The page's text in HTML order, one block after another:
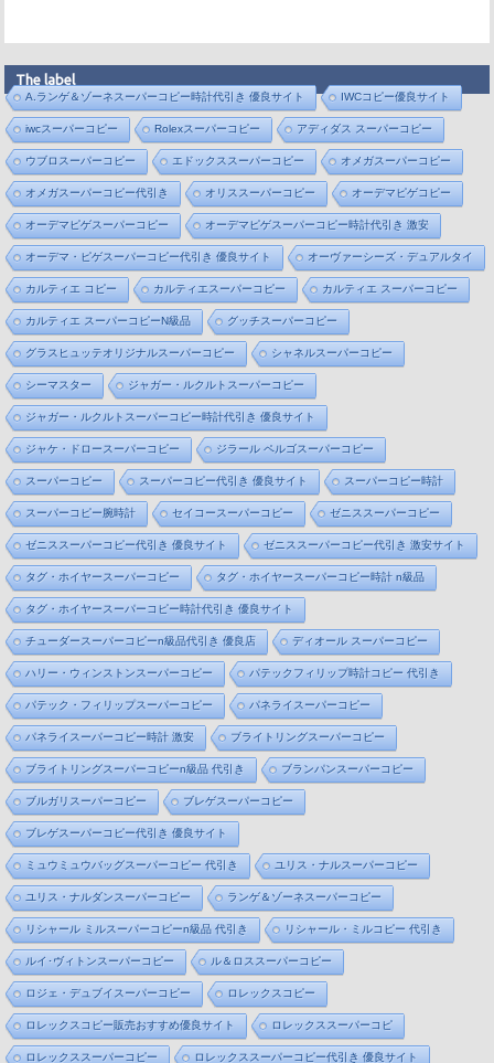
The label
A.ランゲ＆ゾーネスーパーコピー時計代引き 優良サイト IWCコピー優良サイト
iwcスーパーコピー Rolexスーパーコピー アディダス スーパーコピー
ウブロスーパーコピー エドックススーパーコピー オメガスーパーコピー
オメガスーパーコピー代引き オリススーパーコピー オーデマピゲコピー
オーデマピゲスーパーコピー オーデマピゲスーパーコピー時計代引き 激安
オーデマ・ピゲスーパーコピー代引き 優良サイト オーヴァーシーズ・デュアルタイ
カルティエ コピー カルティエスーパーコピー カルティエ スーパーコピー
カルティエ スーパーコピーN級品 グッチスーパーコピー
グラスヒュッテオリジナルスーパーコピー シャネルスーパーコピー
シーマスター ジャガー・ルクルトスーパーコピー
ジャガー・ルクルトスーパーコピー時計代引き 優良サイト
ジャケ・ドロースーパーコピー ジラール ペルゴスーパーコピー
スーパーコピー スーパーコピー代引き 優良サイト スーパーコピー時計
スーパーコピー腕時計 セイコースーパーコピー ゼニススーパーコピー
ゼニススーパーコピー代引き 優良サイト ゼニススーパーコピー代引き 激安サイト
タグ・ホイヤースーパーコピー タグ・ホイヤースーパーコピー時計 n級品
タグ・ホイヤースーパーコピー時計代引き 優良サイト
チューダースーパーコピーn級品代引き 優良店 ディオール スーパーコピー
ハリー・ウィンストンスーパーコピー パテックフィリップ時計コピー 代引き
パテック・フィリップスーパーコピー パネライスーパーコピー
パネライスーパーコピー時計 激安 ブライトリングスーパーコピー
ブライトリングスーパーコピーn級品 代引き ブランパンスーパーコピー
ブルガリスーパーコピー ブレゲスーパーコピー
ブレゲスーパーコピー代引き 優良サイト
ミュウミュウバッグスーパーコピー 代引き ユリス・ナルスーパーコピー
ユリス・ナルダンスーパーコピー ランゲ＆ゾーネスーパーコピー
リシャール ミルスーパーコピーn級品 代引き リシャール・ミルコピー 代引き
ルイ･ヴィトンスーパーコピー ル＆ロススーパーコピー
ロジェ・デュブイスーパーコピー ロレックスコピー
ロレックスコピー販売おすすめ優良サイト ロレックススーパーコピ
ロレックススーパーコピー ロレックススーパーコピー代引き 優良サイト